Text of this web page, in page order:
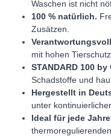
Waschen ist nicht
100 % natürlich.
Zusätzen.
mit hohen
STANDARD 100 by
Schadstoffe und
Hergestellt in
unter
Ideal für jede